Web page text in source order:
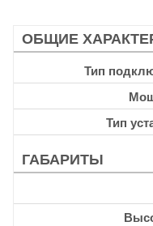
ОБЩИЕ
Тип
Тип
ГАБАРИТЫ